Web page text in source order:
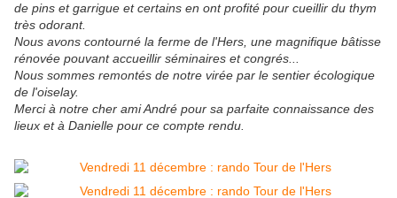
de pins et garrigue et certains en ont profité pour cueillir du thym
très odorant.
Nous avons contourné la ferme de l'Hers, une magnifique bâtisse
rénovée pouvant accueillir séminaires et congrés...
Nous sommes remontés de notre virée par le sentier écologique
de l'oiselay.
Merci à notre cher ami André pour sa parfaite connaissance des
lieux et à Danielle pour ce compte rendu.